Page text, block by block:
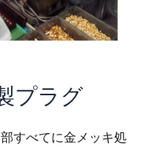
プラグ
すべてに金メッキ処